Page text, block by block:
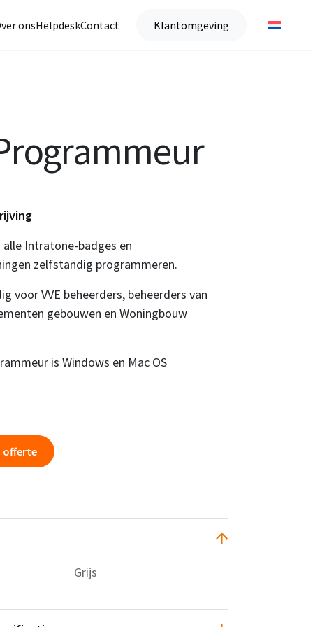
onsHelpdeskContact Klantomgeving
alle Intratone-badges en
zelfstandig programmeren.
voor VVE beheerders, beheerders van
gebouwen en Woningbouw
is Windows en Mac OS
offerte
Grijs